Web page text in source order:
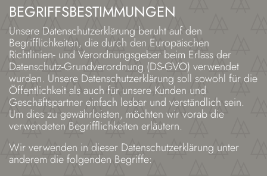
BEGRIFFSBESTIMMUNGEN
Unsere Datenschutzerklärung beruht auf den
Begrifflichkeiten, die durch den Europäischen
Richtlinien- und Verordnungsgeber beim Erlass der
Datenschutz-Grundverordnung (DS-GVO) verwendet
wurden. Unsere Datenschutzerklärung soll sowohl für die
Öffentlichkeit als auch für unsere Kunden und
Geschäftspartner einfach lesbar und verständlich sein.
Um dies zu gewährleisten, möchten wir vorab die
verwendeten Begrifflichkeiten erläutern.
Wir verwenden in dieser Datenschutzerklärung unter
anderem die folgenden Begriffe: